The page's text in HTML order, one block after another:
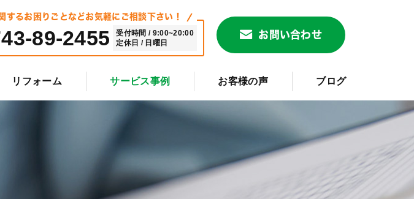
するお困りごとなどお気軽にご相談下さい！
89-2455
受付時間 / 9:00~20:00
定休日 / 日曜日
お問い合わせ
リフォーム サービス事例 お客様の声 ブログ